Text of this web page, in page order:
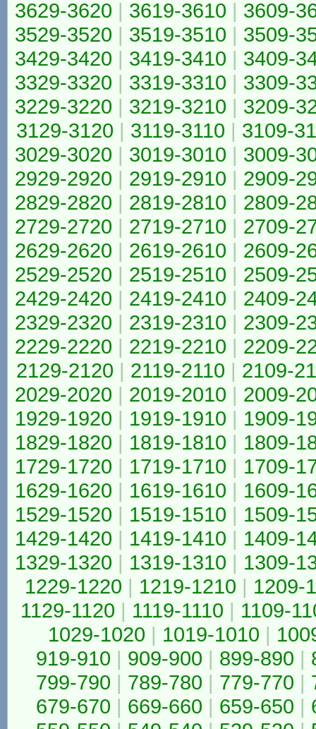
3629-3620 | 3619-3610 | 3609-
3529-3520 | 3519-3510 | 3509-
3429-3420 | 3419-3410 | 3409-
3329-3320 | 3319-3310 | 3309-
3229-3220 | 3219-3210 | 3209-
3129-3120 | 3119-3110 | 3109-
3029-3020 | 3019-3010 | 3009-
2929-2920 | 2919-2910 | 2909-
2829-2820 | 2819-2810 | 2809-
2729-2720 | 2719-2710 | 2709-
2629-2620 | 2619-2610 | 2609-
2529-2520 | 2519-2510 | 2509-
2429-2420 | 2419-2410 | 2409-
2329-2320 | 2319-2310 | 2309-
2229-2220 | 2219-2210 | 2209-
2129-2120 | 2119-2110 | 2109-
2029-2020 | 2019-2010 | 2009-
1929-1920 | 1919-1910 | 1909-
1829-1820 | 1819-1810 | 1809-
1729-1720 | 1719-1710 | 1709-
1629-1620 | 1619-1610 | 1609-
1529-1520 | 1519-1510 | 1509-
1429-1420 | 1419-1410 | 1409-
1329-1320 | 1319-1310 | 1309-
1229-1220 | 1219-1210 | 1209-
1129-1120 | 1119-1110 | 1109-
1029-1020 | 1019-1010 |
919-910 | 909-900 | 899-890 |
799-790 | 789-780 | 779-770 |
679-670 | 669-660 | 659-650 |